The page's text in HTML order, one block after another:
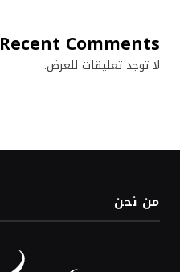
Recent Comments
لا توجد تعليقات للعرض.
من نحن